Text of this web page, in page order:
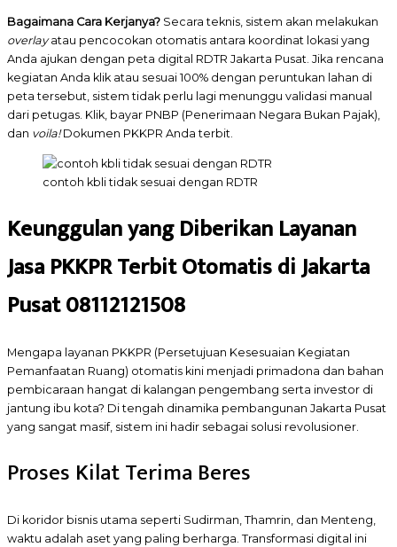
Bagaimana Cara Kerjanya? Secara teknis, sistem akan melakukan
overlayatau pencocokan otomatis antara koordinat lokasi yang
Anda ajukan dengan peta digital RDTR Jakarta Pusat. Jika rencana
kegiatan Anda klik atau sesuai 100% dengan peruntukan lahan di
peta tersebut, sistem tidak perlu lagi menunggu validasi manual
dari petugas. Klik, bayar PNBP (Penerimaan Negara Bukan Pajak),
dan voila!Dokumen PKKPR Anda terbit.
contoh kbli tidak sesuai dengan RDTR
Keunggulan yang Diberikan Layanan
Jasa PKKPR Terbit Otomatis di Jakarta
Pusat 08112121508
Mengapa layanan PKKPR (Persetujuan Kesesuaian Kegiatan
Pemanfaatan Ruang) otomatis kini menjadi primadona dan bahan
pembicaraan hangat di kalangan pengembang serta investor di
jantung ibu kota? Di tengah dinamika pembangunan Jakarta Pusat
yang sangat masif, sistem ini hadir sebagai solusi revolusioner.
Proses Kilat Terima Beres
Di koridor bisnis utama seperti Sudirman, Thamrin, dan Menteng,
waktu adalah aset yang paling berharga. Transformasi digital ini